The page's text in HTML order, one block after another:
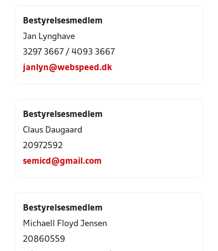
Bestyrelsesmedlem
Jan Lynghave
3297 3667 / 4093 3667
janlyn@webspeed.dk
Bestyrelsesmedlem
Claus Daugaard
20972592
semicd@gmail.com
Bestyrelsesmedlem
Michaell Floyd Jensen
20860559